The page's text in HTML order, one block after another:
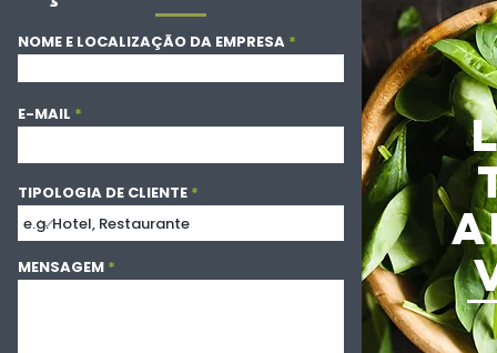
NOME E LOCALIZAÇÃO DA EMPRESA
E-MAIL
TIPOLOGIA DE CLIENTE
MENSAGEM